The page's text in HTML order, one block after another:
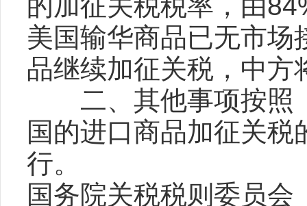
美国输华商品已无市场
品继续加征关税，中
二、其他事项按照《
国的进口商品加征关
行。
国务院关税税则委员会